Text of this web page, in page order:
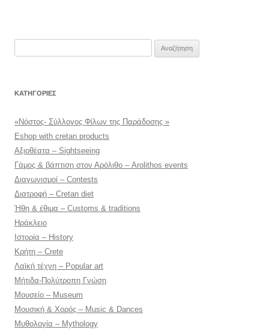
KΑΤΗΓΟΡΊΕΣ
«Νόστος- Σύλλογος Φίλων της Παράδοσης »
Eshop with cretan products
Αξιοθέατα – Sightseeing
Γάμος & βάπτιση στον Αρόλιθο – Arolithos events
Διαγωνισμοί – Contests
Διατροφή – Cretan diet
Ήθη & έθιμα – Customs & traditions
Ηράκλειο
Ιστορία – History
Κρήτη – Crete
Λαϊκή τέχνη – Popular art
Μήτιδα-Πολύτροπη Γνώση
Μουσείο – Museum
Μουσική & Χορός – Music & Dances
Μυθολογία – Mythology